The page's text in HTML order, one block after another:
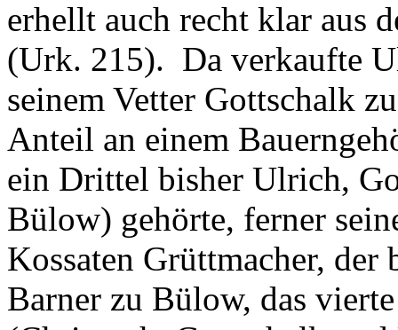
erhellt auch recht klar aus
(Urk. 215). Da verkaufte
seinem Vetter Gottschalk
Anteil an einem
ein Drittel bisher Ulrich,
Bülow) gehörte, ferner
Kossaten Grüttmacher, der
Barner zu Bülow, das